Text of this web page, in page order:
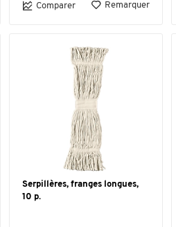
Comparer Remarquer
Serpillères, franges longues,
10 p.